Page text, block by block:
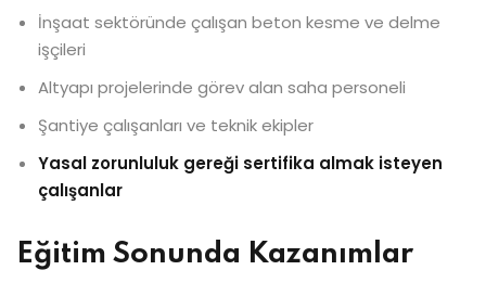
İnşaat sektöründe çalışan beton kesme ve delme
işçileri
Altyapı projelerinde görev alan saha personeli
Şantiye çalışanları ve teknik ekipler
Yasal zorunluluk gereği sertifika almak isteyen
çalışanlar
Eğitim Sonunda Kazanımlar